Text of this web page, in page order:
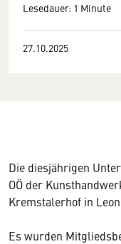
Lesedauer: 1 Minute
27.10.2025
Die diesjährigen
OÖ der
Kremstalerhof in
Es wurden